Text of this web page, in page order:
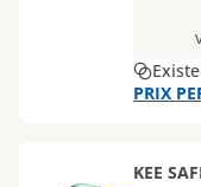
PRIX
KEE